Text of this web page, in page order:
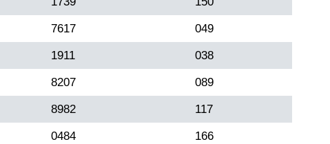
7617 049
1911 038
8207 089
8982 117
0484 166